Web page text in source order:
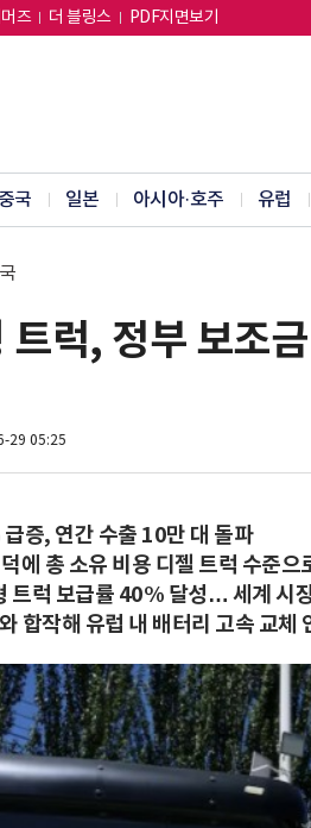
즈 더 블링스 PDF지면보기
중국 일본 아시아·호주 유럽
럭, 정부 보조
29 05:25
증, 연간 수출 10만 대 돌파
에 총 소유 비용 디젤 트럭 수준으
트럭 보급률 40% 달성… 세계 시
합작해 유럽 내 배터리 고속 교체